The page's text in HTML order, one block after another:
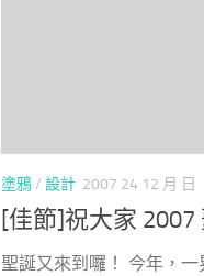
塗鴉/ 設計 2007 24 12 月 日
[佳節]祝大家 2007
聖誕又來到囉！ 今年，